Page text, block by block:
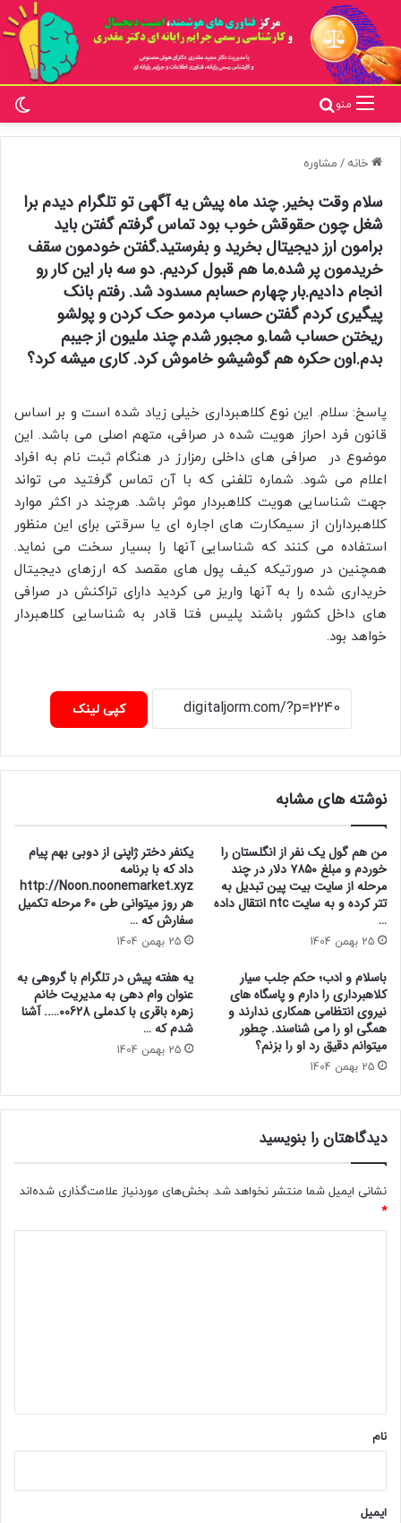
منو
خانه / مشاوره
سلام وقت بخیر. چند ماه پیش یه آگهی تو تلگرام دیدم برا
شغل چون حقوقش خوب بود تماس گرفتم گفتن باید
برامون ارز دیجیتال بخرید و بفرستید.گفتن خودمون سقف
خریدمون پر شده.ما هم قبول کردیم. دو سه بار این کار رو
انجام دادیم.بار چهارم حسابم مسدود شد. رفتم بانک
پیگیری کردم گفتن حساب مردمو حک کردن و پولشو
ریختن حساب شما.و مجبور شدم چند ملیون از جیبم
بدم.اون حکره هم گوشیشو خاموش کرد. کاری میشه کرد؟
پاسخ: سلام. این نوع کلاهبرداری خیلی زیاد شده است و بر اساس
قانون فرد احراز هویت شده در صرافی، متهم اصلی می باشد. این
موضوع در صرافی های داخلی رمزارز در هنگام ثبت نام به افراد
اعلام می شود. شماره تلفنی که با آن تماس گرفتید می تواند
جهت شناسایی هویت کلاهبردار موثر باشد. هرچند در اکثر موارد
کلاهبرداران از سیمکارت های اجاره ای یا سرقتی برای این منظور
استفاده می کنند که شناسایی آنها را بسیار سخت می نماید.
همچنین در صورتیکه کیف پول های مقصد که ارزهای دیجیتال
خریداری شده را به آنها واریز می کردید دارای تراکنش در صرافی
های داخل کشور باشند پلیس فتا قادر به شناسایی کلاهبردار
خواهد بود.
کپی لینک
نوشته های مشابه
من هم گول یک نفر از انگلستان را
خوردم و مبلغ ۷۸۵۰ دلار در چند
مرحله از سایت بیت پین تبدیل به
تتر کرده و به سایت ntc انتقال داده
…
25 بهمن 1404
یکنفر دختر ژاپنی از دوبی بهم پیام
داد که با برنامه
http://Noon.noonemarket.xyz
هر روز میتوانی طی ۶۰ مرحله تکمیل
سفارش که …
25 بهمن 1404
باسلام و ادب؛ حکم جلب سیار
کلاهبرداری را دارم و پاسگاه های
نیروی انتظامی همکاری ندارند و
همگی او را می شناسند. چطور
میتوانم دقیق رد او را بزنم؟
25 بهمن 1404
یه هفته پیش در تلگرام با گروهی به
عنوان وام دهی به مدیریت خانم
زهره باقری با کدملی 00628….. آشنا
شدم که …
25 بهمن 1404
دیدگاهتان را بنویسید
نشانی ایمیل شما منتشر نخواهد شد. بخش‌های موردنیاز علامت‌گذاری شده‌اند
*
نام
ایمیل